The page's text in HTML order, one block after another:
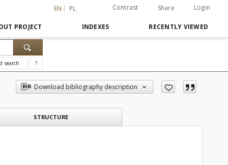
EN PL Contrast Share Login
PROJECT INDEXES RECENTLY VIEWED
search ?
Download bibliography description
STRUCTURE